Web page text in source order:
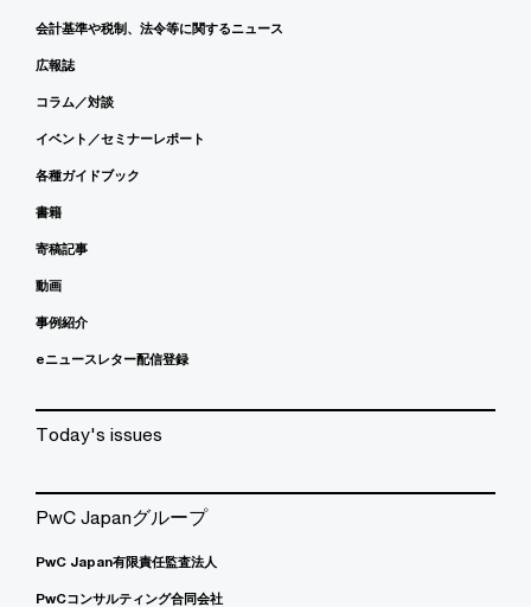
会計基準や税制、法令等に関するニュース
広報誌
コラム／対談
イベント／セミナーレポート
各種ガイドブック
書籍
寄稿記事
動画
事例紹介
eニュースレター配信登録
Today's issues
PwC Japanグループ
PwC Japan有限責任監査法人
PwCコンサルティング合同会社